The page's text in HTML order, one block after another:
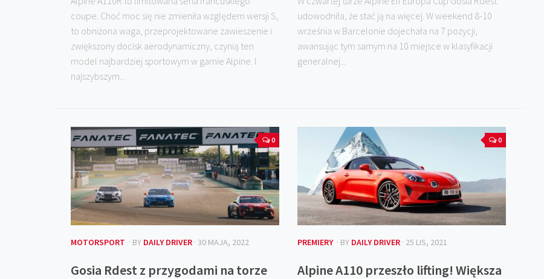
coupe. Choć moc się nie zmieniła względem wersji S,
to obniżona waga, przeprojektowane zawieszenie i
zwiększony docisk aerodynamiczny, czynią ten
model najbardziej sportowym w gamie Alpine. I
najszybszym...
udowodniła, że stać ją na więcej. W weekend 8-10
września w Barcelonie dojechała na 7 pozycji,
awansując tym samym na 10 miejsce w klasyfikacji
generalnej...
0
MOTORSPORT · BY DAILY DRIVER · 30 MAJA, 2022
Gosia Rdest z przygodami na torze
0
PREMIERY · BY DAILY DRIVER · 25 LIS, 2021
Alpine A110 przeszło lifting! Większa